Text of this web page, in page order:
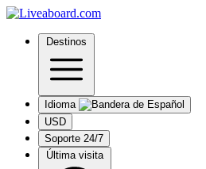
Destinos
Idioma
USD
Soporte 24/7
Última visita